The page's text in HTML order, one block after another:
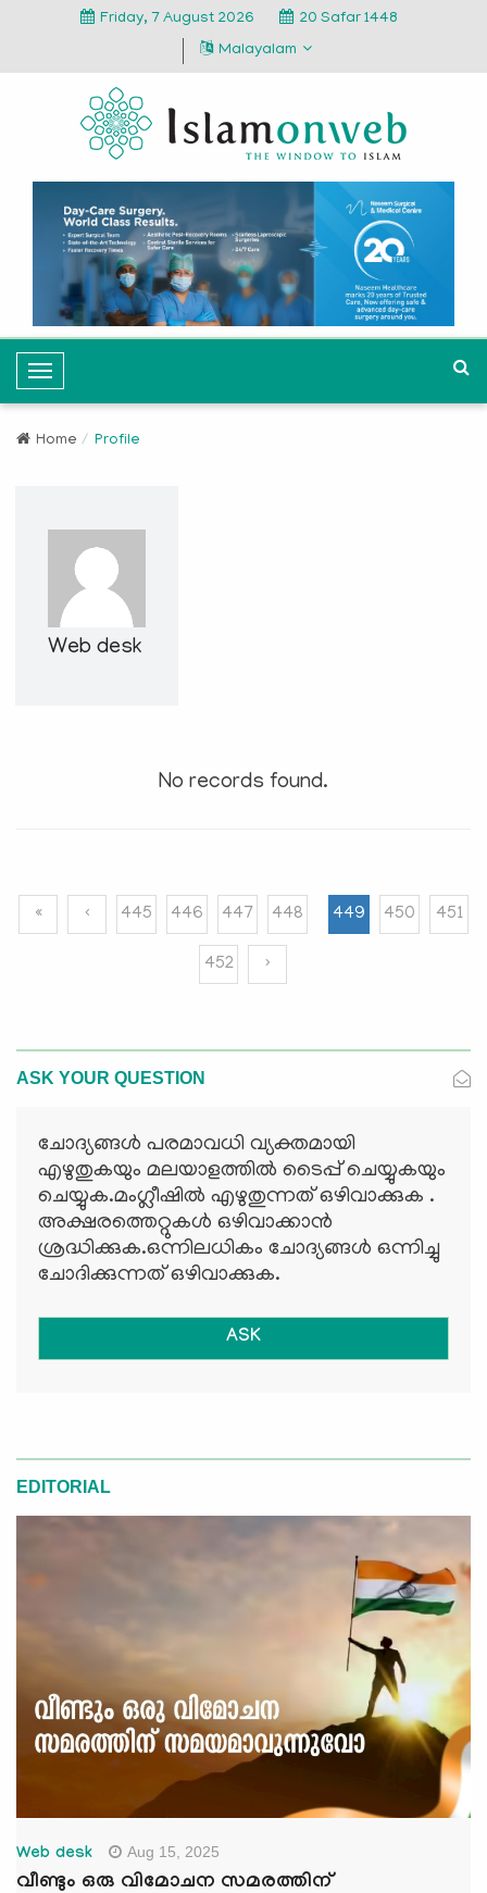
Friday, 7 August 2026
20 Safar 1448
Malayalam
T
o
N
g
Home Profile
Web desk
No records found.
« ‹ 445 446 447 448 449 450 451
452 ›
ASK YOUR QUESTION
ചോദ്യങ്ങള്‍ പരമാവധി വ്യക്തമായി
എഴുതുകയും മലയാളത്തില്‍ ടൈപ്പ് ചെയ്യുകയും
ചെയ്യുക.മംഗ്ലീഷില്‍ എഴുതുന്നത് ഒഴിവാക്കുക .
അക്ഷരത്തെറ്റുകള്‍ ഒഴിവാക്കാന്‍
ശ്രദ്ധിക്കുക.ഒന്നിലധികം ചോദ്യങ്ങള്‍ ഒന്നിച്ചു
ചോദിക്കുന്നത് ഒഴിവാക്കുക.
ASK
EDITORIAL
Web desk Aug 15, 2025
വീണ്ടും ഒരു വിമോചന സമരത്തിന്